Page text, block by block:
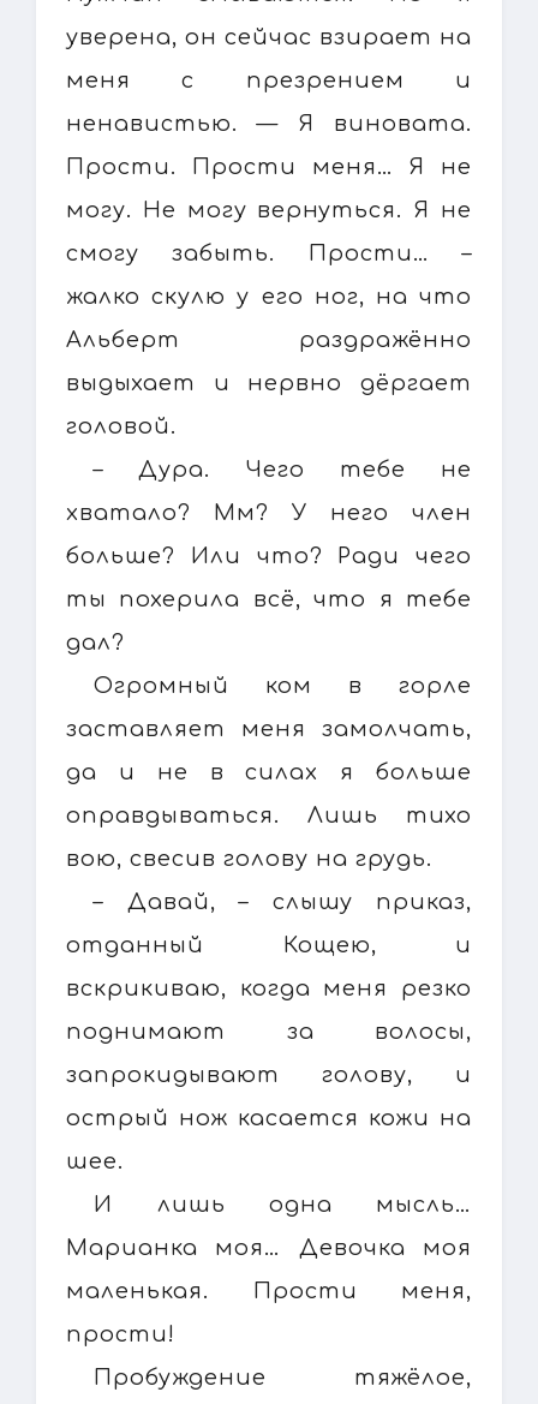
уверена, он сейчас взирает на
меня с презрением и
ненавистью. — Я виновата.
Прости. Прости меня… Я не
могу. Не могу вернуться. Я не
смогу забыть. Прости… –
жалко скулю у его ног, на что
Альберт раздражённо
выдыхает и нервно дёргает
головой.
– Дура. Чего тебе не
хватало? Мм? У него член
больше? Или что? Ради чего
ты похерила всё, что я тебе
дал?
Огромный ком в горле
заставляет меня замолчать,
да и не в силах я больше
оправдываться. Лишь тихо
вою, свесив голову на грудь.
– Давай, – слышу приказ,
отданный Кощею, и
вскрикиваю, когда меня резко
поднимают за волосы,
запрокидывают голову, и
острый нож касается кожи на
шее.
И лишь одна мысль…
Марианка моя… Девочка моя
маленькая. Прости меня,
прости!
Пробуждение тяжёлое,